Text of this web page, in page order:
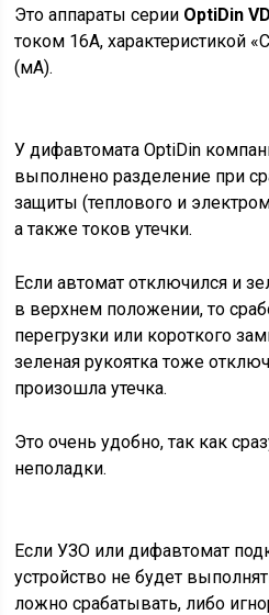
Это аппараты серии OptiDin
током 16А, характеристикой
(мА).
У дифавтомата OptiDin
выполнено разделение при
защиты (теплового и
а также токов утечки.
Если автомат отключился и
в верхнем положении, то
перегрузки или короткого
зеленая рукоятка тоже
произошла утечка.
Это очень удобно, так как
неполадки.
Если УЗО или дифавтомат
устройство не будет
ложно срабатывать, либо